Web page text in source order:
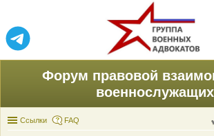
Форум правовой
военнослужащих
Ссылки FAQ